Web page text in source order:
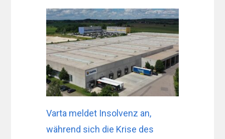
Varta meldet Insolvenz an,
während sich die Krise des